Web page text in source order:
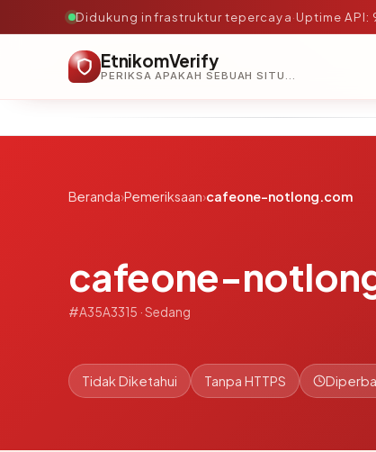
Didukung infrastruktur tepercaya·Uptime API:
EtnikomVerify
PERIKSA APAKAH SEBUAH SITUS AMAN, TEPERCAYA, DAN TERVERIFIKASI DALAM HITUNGAN DETIK.
Beranda›Pemeriksaan›cafeone-notlong.com
cafeone-
#A35A3315 · Sedang
Tidak Diketahui Tanpa HTTPS